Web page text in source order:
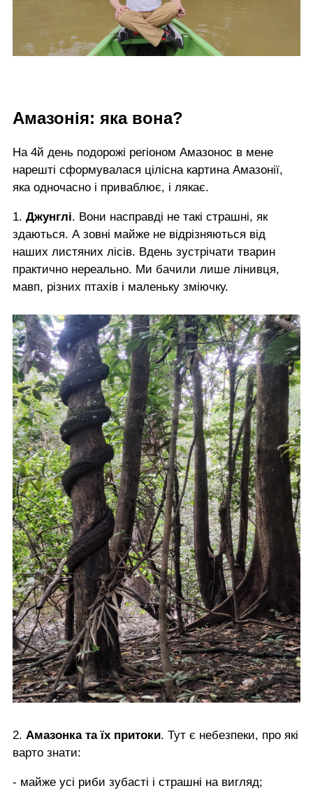
Амазонія: яка вона?
На 4й день подорожі регіоном Амазонос в мене
нарешті сформувалася цілісна картина Амазонії,
яка одночасно і приваблює, і лякає.
1. Джунглі. Вони насправді не такі страшні, як
здаються. А зовні майже не відрізняються від
наших листяних лісів. Вдень зустрічати тварин
практично нереально. Ми бачили лише лінивця,
мавп, різних птахів і маленьку зміючку.
2. Амазонка та їх притоки. Тут є небезпеки, про які
варто знати:
- майже усі риби зубасті і страшні на вигляд;